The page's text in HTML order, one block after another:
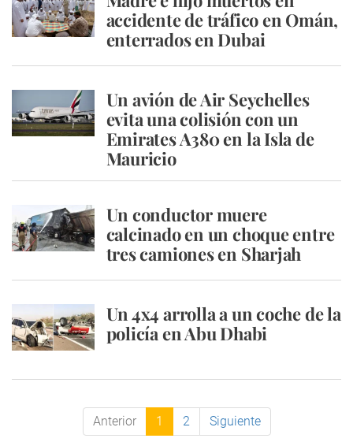
accidente de tráfico en Omán,
enterrados en Dubai
Un avión de Air Seychelles
evita una colisión con un
Emirates A380 en la Isla de
Mauricio
Un conductor muere
calcinado en un choque entre
tres camiones en Sharjah
Un 4x4 arrolla a un coche de la
policía en Abu Dhabi
Anterior 1 2 Siguiente